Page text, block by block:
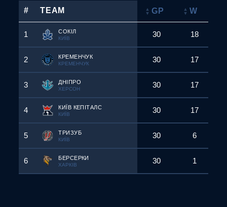
# TEAM GP W
1 СОКІЛ
КИЇВ 30 18
2 КРЕМЕНЧУК
КРЕМЕНЧУК 30 17
3 ДНІПРО
ХЕРСОН 30 17
4 КИЇВ КЕПІТАЛС
КИЇВ 30 17
5 ТРИЗУБ
КИЇВ 30 6
6 БЕРСЕРКИ
ХАРКІВ 30 1